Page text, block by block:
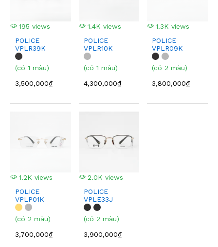
195 views
POLICE
VPLR39K
(có 1 màu)
3,500,000₫
1.4K views
POLICE
VPLR10K
(có 1 màu)
4,300,000₫
1.3K views
POLICE
VPLR09K
(có 2 màu)
3,800,000₫
1.2K views
POLICE
VPLP01K
(có 2 màu)
3,700,000₫
2.0K views
POLICE
VPLE33J
(có 2 màu)
3,900,000₫